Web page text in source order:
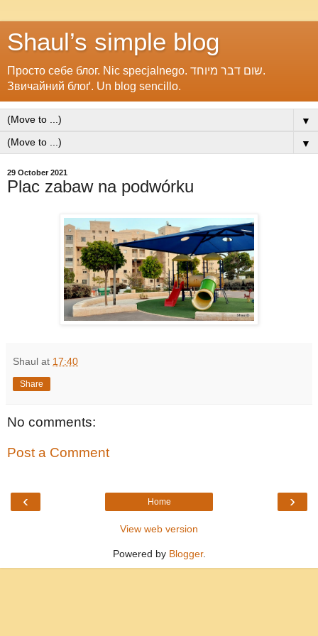
Shaul’s simple blog
Просто себе блог. Nic specjalnego. שום דבר מיוחד.
Звичайний блоґ. Un blog sencillo.
▼
▼
29 October 2021
Plac zabaw na podwórku
Shaul at 17:40
Share
No comments:
Post a Comment
‹ ›
Home
View web version
Powered by Blogger.